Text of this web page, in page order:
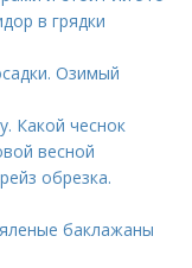
в грядки
Озимый
Какой чеснок
весной
обрезка.
баклажаны